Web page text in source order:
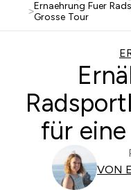
>Ernaehrung Fuer
Grosse Tour
für
VON